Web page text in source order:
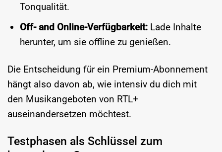
Tonqualität.
Off- and Online-Verfügbarkeit:Lade Inhalte
herunter, um sie offline zu genießen.
Die Entscheidung für ein Premium-Abonnement
hängt also davon ab, wie intensiv du dich mit
den Musikangeboten von RTL+
auseinandersetzen möchtest.
Testphasen als Schlüssel zum